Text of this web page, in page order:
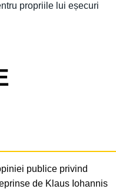
propriile lui eșecuri
publice privind
de Klaus Iohannis